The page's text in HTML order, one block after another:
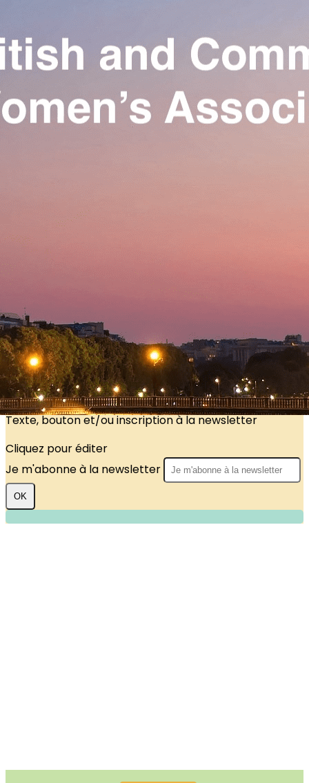
Exporter uniquement les colonnes affichées
Ajoutez un logo, un bouton, des réseaux sociaux
Our Association
Activities
Join us
?>
Images de la page d'accueil
Cliquez pour éditer
Texte, bouton et/ou inscription à la newsletter
Cliquez pour éditer
Je m'abonne à la newsletter
OK